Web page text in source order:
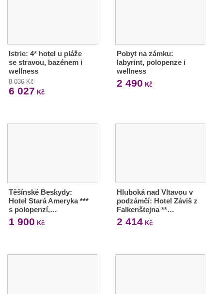
Istrie: 4* hotel u pláže
se stravou, bazénem i
wellness
8 036 Kč
6 027 Kč
Pobyt na zámku:
labyrint, polopenze i
wellness
2 490 Kč
Těšínské Beskydy:
Hotel Stará Ameryka ***
s polopenzí,…
1 900 Kč
Hluboká nad Vltavou v
podzámčí: Hotel Záviš z
Falkenštejna **…
2 414Kč